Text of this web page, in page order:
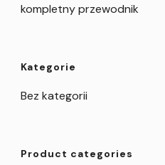
kompletny przewodnik
Kategorie
Bez kategorii
Product categories